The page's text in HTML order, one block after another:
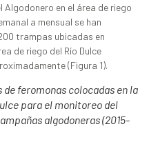
en el área de riego
a mensual se han
trampas ubicadas en
de riego del Río Dulce
(Figura 1).
feromonas colocadas en la
para el monitoreo del
algodoneras (2015-